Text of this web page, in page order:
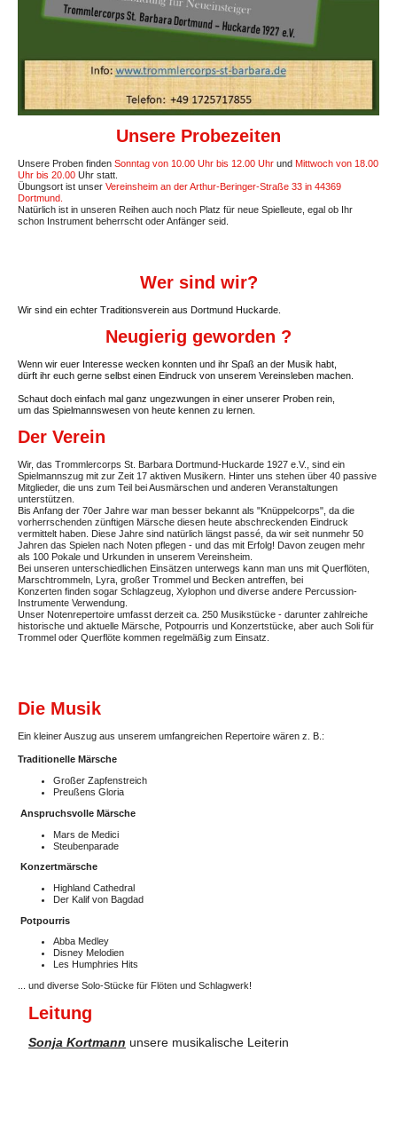
Unsere Probezeiten
Unsere Proben finden Sonntag von 10.00 Uhr bis 12.00 Uhr und Mittwoch von 18.00
Uhr bis 20.00 Uhr statt.
Übungsort ist unser Vereinsheim an der Arthur-Beringer-Straße 33 in 44369
Dortmund.
Natürlich ist in unseren Reihen auch noch Platz für neue Spielleute, egal ob Ihr
schon Instrument beherrscht oder Anfänger seid.
Wer sind wir?
Wir sind ein echter Traditionsverein aus Dortmund Huckarde.
Neugierig geworden ?
Wenn wir euer Interesse wecken konnten und ihr Spaß an der Musik habt,
dürft ihr euch gerne selbst einen Eindruck von unserem Vereinsleben machen.
Schaut doch einfach mal ganz ungezwungen in einer unserer Proben rein,
um das Spielmannswesen von heute kennen zu lernen.
Der Verein
Wir, das Trommlercorps St. Barbara Dortmund-Huckarde 1927 e.V., sind ein
Spielmannszug mit zur Zeit 17 aktiven Musikern. Hinter uns stehen über 40 passive
Mitglieder, die uns zum Teil bei Ausmärschen und anderen Veranstaltungen
unterstützen.
Bis Anfang der 70er Jahre war man besser bekannt als "Knüppelcorps", da die
vorherrschenden zünftigen Märsche diesen heute abschreckenden Eindruck
vermittelt haben. Diese Jahre sind natürlich längst passé, da wir seit nunmehr 50
Jahren das Spielen nach Noten pflegen - und das mit Erfolg! Davon zeugen mehr
als 100 Pokale und Urkunden in unserem Vereinsheim.
Bei unseren unterschiedlichen Einsätzen unterwegs kann man uns mit Querflöten,
Marschtrommeln, Lyra, großer Trommel und Becken antreffen, bei
Konzerten finden sogar Schlagzeug, Xylophon und diverse andere Percussion-
Instrumente Verwendung.
Unser Notenrepertoire umfasst derzeit ca. 250 Musikstücke - darunter zahlreiche
historische und aktuelle Märsche, Potpourris und Konzertstücke, aber auch Soli für
Trommel oder Querflöte kommen regelmäßig zum Einsatz.
Die Musik
Ein kleiner Auszug aus unserem umfangreichen Repertoire wären z. B.:
Traditionelle Märsche
Großer Zapfenstreich
Preußens Gloria
Anspruchsvolle Märsche
Mars de Medici
Steubenparade
Konzertmärsche
Highland Cathedral
Der Kalif von Bagdad
Potpourris
Abba Medley
Disney Melodien
Les Humphries Hits
... und diverse Solo-Stücke für Flöten und Schlagwerk!
Leitung
Sonja Kortmann unsere musikalische Leiterin